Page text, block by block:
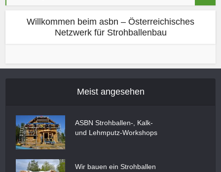
Willkommen beim asbn – Österreichisches
Netzwerk für Strohballenbau
Meist angesehen
ASBN Strohballen-, Kalk-
und Lehmputz-Workshops
Wir bauen ein Strohballen